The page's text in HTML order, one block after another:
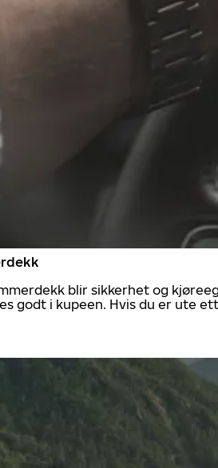
blir sikkerhet og
godt i kupeen. Hvis du er ute